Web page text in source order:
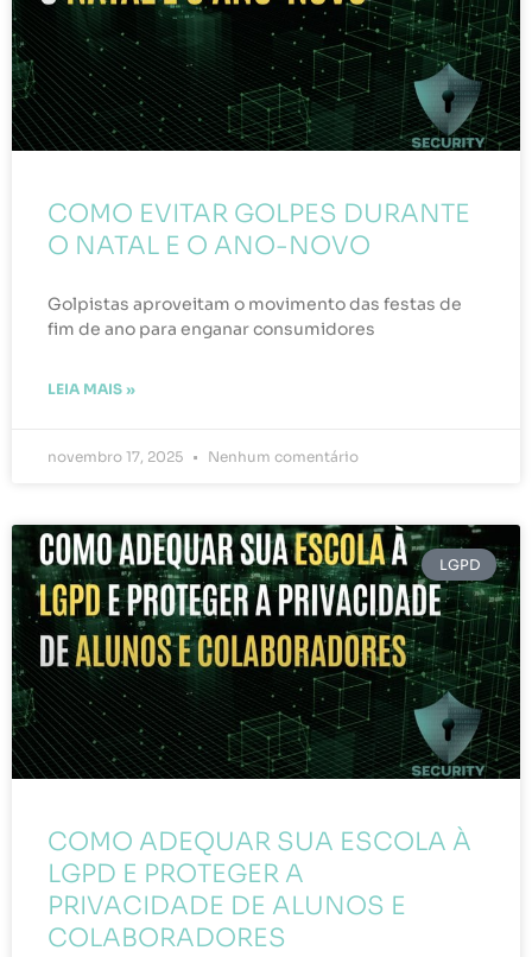
COMO EVITAR GOLPES DURANTE
O NATAL E O ANO-NOVO
Golpistas aproveitam o movimento das festas de
fim de ano para enganar consumidores
LEIA MAIS »
novembro 17, 2025 Nenhum comentário
LGPD
COMO ADEQUAR SUA ESCOLA À
LGPD E PROTEGER A
PRIVACIDADE DE ALUNOS E
COLABORADORES